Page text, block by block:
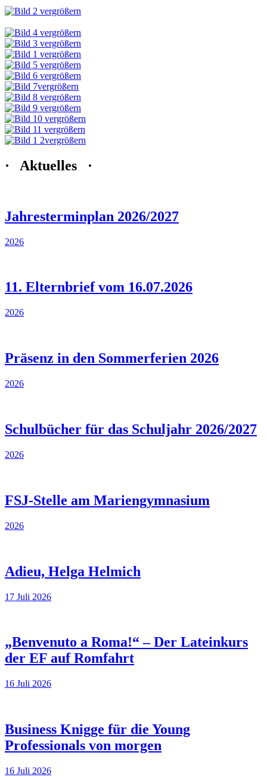
· Aktuelles ·
Jahresterminplan 2026/2027
2026
11. Elternbrief vom 16.07.2026
2026
Präsenz in den Sommerferien 2026
2026
Schulbücher für das Schuljahr 2026/2027
2026
FSJ-Stelle am Mariengymnasium
2026
Adieu, Helga Helmich
17 Juli 2026
„Benvenuto a Roma!“ – Der Lateinkurs
der EF auf Romfahrt
16 Juli 2026
Business Knigge für die Young
Professionals von morgen
16 Juli 2026